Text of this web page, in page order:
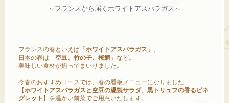
～フランスから届くホワイトアスパラガス～
フランスの春といえば「ホワイトアスパラガス 」、
日本の春は「 空豆、竹の子、桜鯛 」など。
美味しい食材が揃ってまいりました。
今春のおすすめコースでは、春の看板メニューになりました
【ホワイトアスパラガスと空豆の温製サラダ、黒トリュフの香るビネ
グレット 】を温かい前菜でご用意いたします。